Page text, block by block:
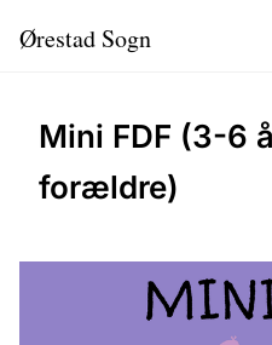
Ørestad Sogn
Mini FDF (3-6
forældre)